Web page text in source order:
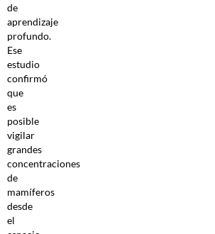
de
aprendizaje
profundo.
Ese
estudio
confirmó
que
es
posible
vigilar
grandes
concentraciones
de
mamíferos
desde
el